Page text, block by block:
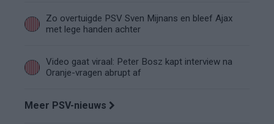
Zo overtuigde PSV Sven Mijnans en bleef Ajax
met lege handen achter
Video gaat viraal: Peter Bosz kapt interview na
Oranje-vragen abrupt af
Meer PSV-nieuws